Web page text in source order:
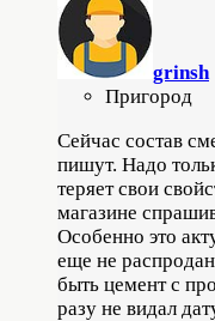
grinsh
Пригород
Сейчас состав
пишут. Надо
теряет свои
магазине
Особенно это
еще не
быть цемент с
разу не видал